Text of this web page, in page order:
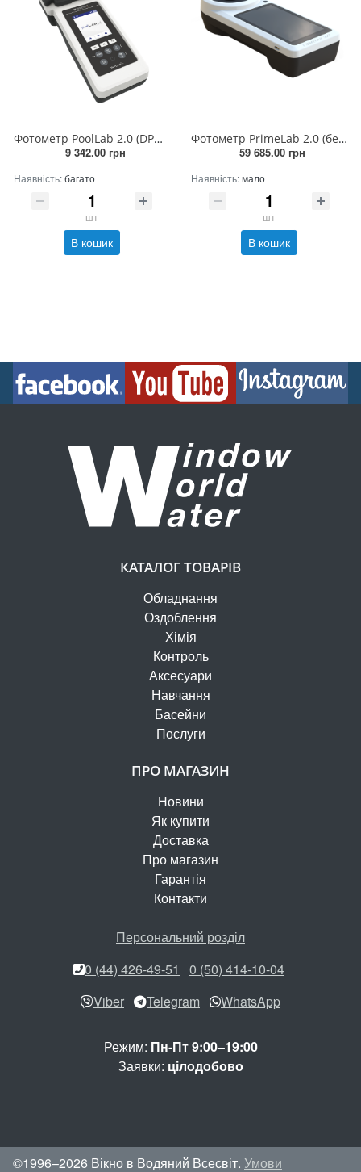
Фотометр PoolLab 2.0 (DPD1, DPD3, pH, Alkalinity-M,CYA-Test)
9 342.00 грн
Наявність:багато
шт
В кошик
Фотометр PrimeLab 2.0 (без параметрів, без реагентів)
59 685.00 грн
Наявність:мало
шт
В кошик
КАТАЛОГ ТОВАРІВ
Обладнання
Оздоблення
Хімія
Контроль
Аксесуари
Навчання
Басейни
Послуги
ПРО МАГАЗИН
Новини
Як купити
Доставка
Про магазин
Гарантія
Контакти
Персональний розділ
0 (44) 426-49-51
0 (50) 414-10-04
Viber
Telegram WhatsApp
Режим: Пн-Пт 9:00–19:00
Заявки: цілодобово
©1996–2026 Вікно в Водяний Всесвіт. Умови